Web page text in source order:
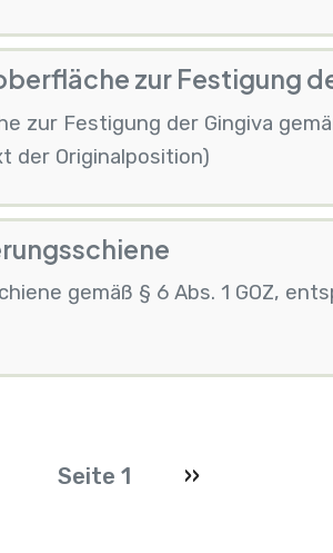
zur Festigung
zur Festigung der Gingiva
der Originalposition)
gemäß § 6 Abs. 1 GOZ,
Seite 1 Nächste Seite
››